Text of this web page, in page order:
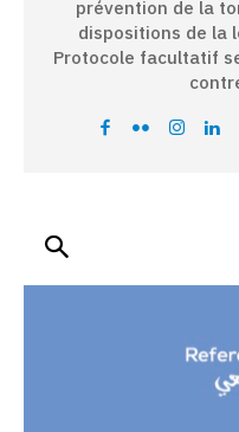
prévention de la
dispositions de la
Protocole facultatif